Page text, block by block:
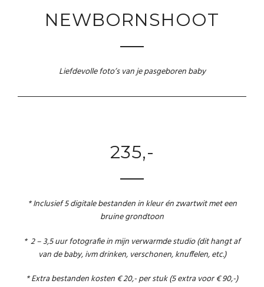
NEWBORNSHOOT
Liefdevolle foto’s van je pasgeboren baby
235,-
* Inclusief 5 digitale bestanden in kleur én zwartwit met een
bruine grondtoon
* 2 – 3,5 uur fotografie in mijn verwarmde studio (dit hangt af
van de baby, ivm drinken, verschonen, knuffelen, etc.)
* Extra bestanden kosten € 20,- per stuk (5 extra voor € 90,-)